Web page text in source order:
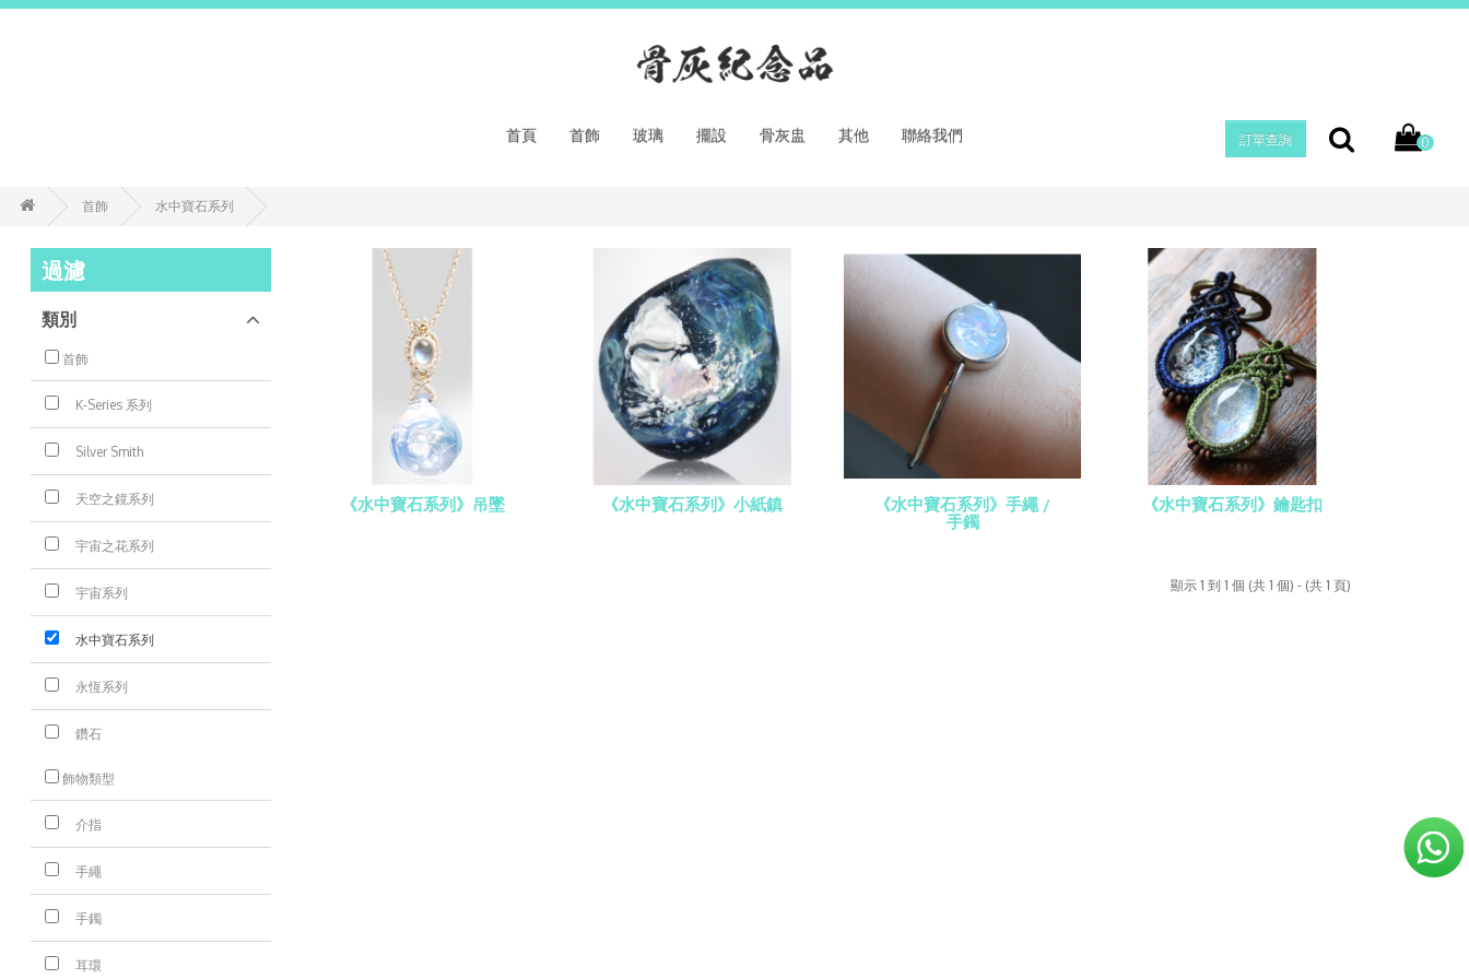
訂單查詢 0
首頁 首飾 玻璃 擺設 骨灰盅 其他 聯絡我們
首飾 水中寶石系列
過濾
類別
首飾
K-Series 系列
Silver Smith
天空之鏡系列
宇宙之花系列
宇宙系列
水中寶石系列
永恆系列
鑽石
飾物類型
介指
手繩
手鐲
耳環
《水中寶石系列》吊墜 《水中寶石系列》小紙鎮
《水中寶石系列》手繩 /
手鐲
《水中寶石系列》鑰匙扣
顯示 1 到 1 個 (共 1 個) - (共 1 頁)